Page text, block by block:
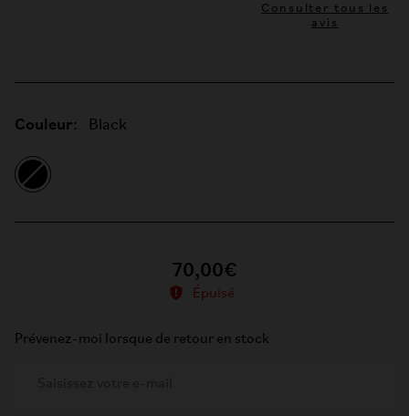
Consulter tous les
avis
Couleur: Black
70,00€
Épuisé
Prévenez-moi lorsque de retour en stock